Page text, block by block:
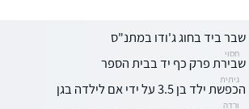
שבר ביד בחוג ג'ודו במתנ"ס
חסוי
שבירת פרק כף יד בבית הספר
גיתית
הכפשת ילד בן 3.5 על ידי אם לילדה בגן
ורדה